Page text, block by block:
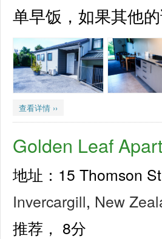
单早饭，如果其他
查看详情 ››
Golden Leaf
地址：15 Thomson
Invercargill, New
推荐， 8分